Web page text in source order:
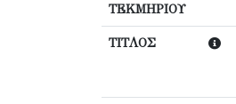
ΤΕΚΜΗΡΙΟΥ
ΤΙΤΛΟΣ